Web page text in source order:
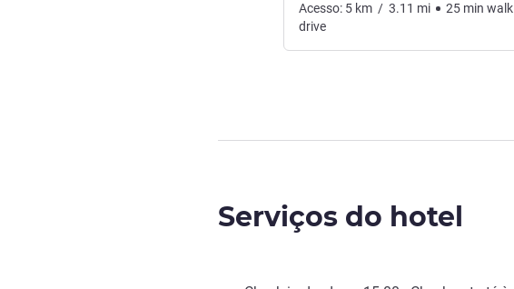
Acesso: 5 km / 3.11 mi 25 min walk
drive
Serviços do hotel